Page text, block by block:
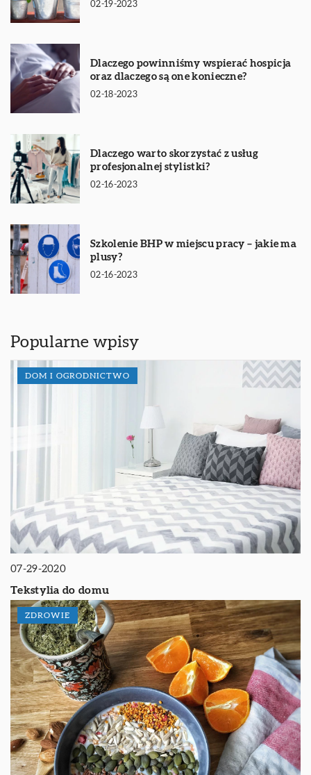
02-19-2023
Dlaczego powinniśmy wspierać hospicja
oraz dlaczego są one konieczne?
02-18-2023
Dlaczego warto skorzystać z usług
profesjonalnej stylistki?
02-16-2023
Szkolenie BHP w miejscu pracy – jakie ma
plusy?
02-16-2023
Popularne wpisy
DOM I OGRODNICTWO
07-29-2020
Tekstylia do domu
ZDROWIE